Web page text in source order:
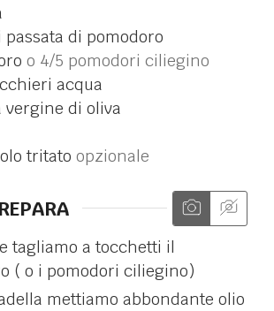
passata di pomodoro
o 4/5 pomodori ciliegino
acqua
vergine di oliva
tritato opzionale
tagliamo a tocchetti il
( o i pomodori ciliegino)
mettiamo abbondante olio